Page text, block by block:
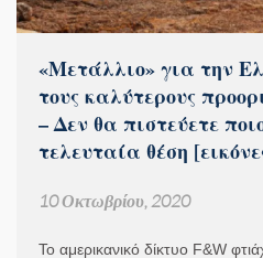
«Μετάλλιο» για την
τους καλύτερους
– Δεν θα πιστεύετε
τελευταία θέση
10 Οκτωβρίου, 2020
Το αμερικανικό δίκτυο F&W